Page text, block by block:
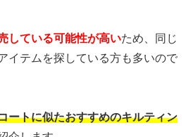
している可能性が高いため、同じ
イテムを探している方も多いので
ートに似たおすすめのキルティン